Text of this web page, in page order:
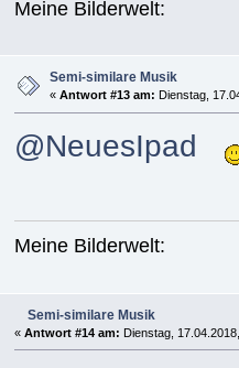
Meine Bilderwelt:
Semi-similare Musik
«Antwort #13 am: Dienstag,
@NeuesIpad
Meine Bilderwelt:
Semi-similare Musik
«Antwort #14 am: Dienstag,